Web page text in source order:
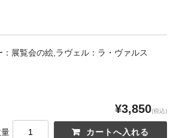
展覧会の絵,ラヴェル：ラ・ヴァルス
¥3,850(税込)